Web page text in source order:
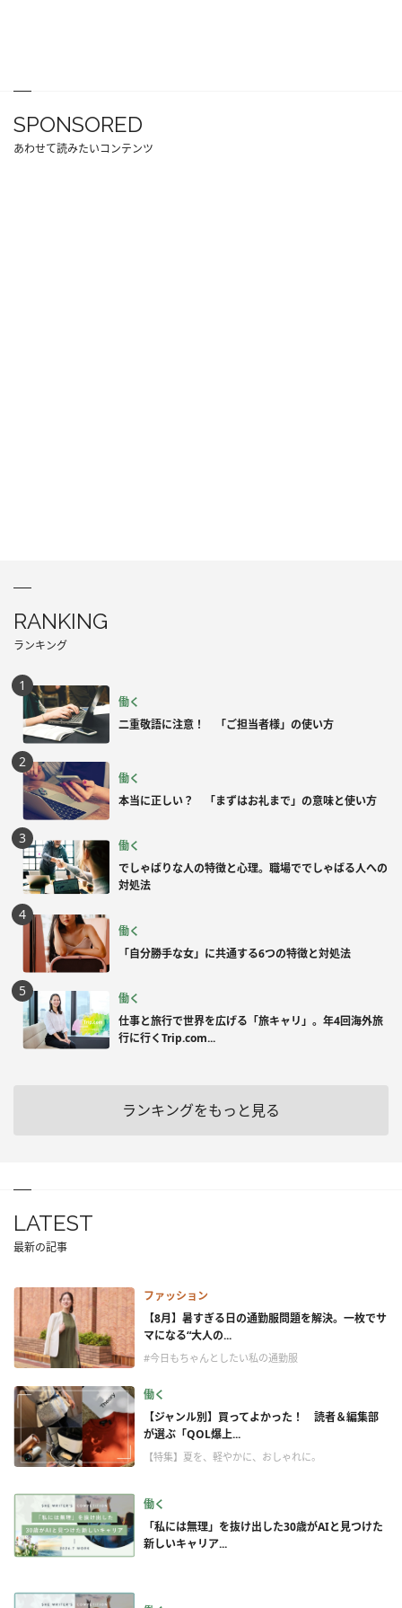
SPONSORED
あわせて読みたいコンテンツ
RANKING
ランキング
働く
二重敬語に注意！ 「ご担当者様」の使い方
働く
本当に正しい？ 「まずはお礼まで」の意味と使い方
働く
でしゃばりな人の特徴と心理。職場ででしゃばる人への
対処法
働く
「自分勝手な女」に共通する6つの特徴と対処法
働く
仕事と旅行で世界を広げる「旅キャリ」。年4回海外旅
行に行くTrip.com...
ランキングをもっと見る
LATEST
最新の記事
ファッション
【8月】暑すぎる日の通勤服問題を解決。一枚でサ
マになる“大人の...
#今日もちゃんとしたい私の通勤服
働く
【ジャンル別】買ってよかった！ 読者＆編集部
が選ぶ「QOL爆上...
【特集】夏を、軽やかに、おしゃれに。
働く
「私には無理」を抜け出した30歳がAIと見つけた
新しいキャリア...